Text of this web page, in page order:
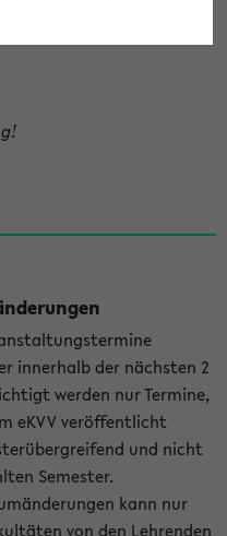
innerhalb der nächsten 2
werden nur Termine,
eKVV veröffentlicht
und nicht
Semester.
kann nur
von den Lehrenden